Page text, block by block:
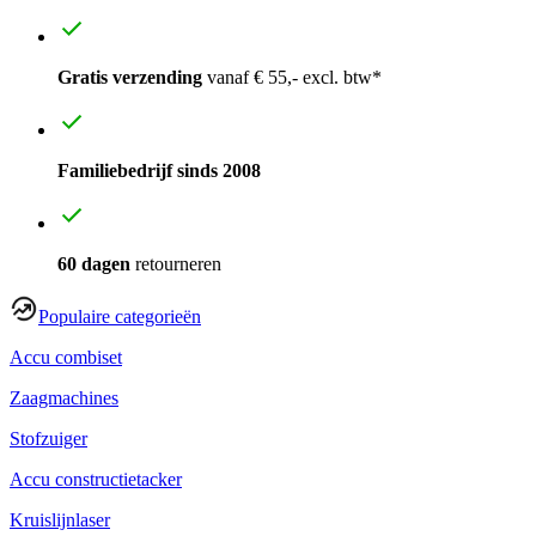
Gratis verzending vanaf € 55,- excl. btw*
Familiebedrijf sinds 2008
60 dagen retourneren
Populaire categorieën
Accu combiset
Zaagmachines
Stofzuiger
Accu constructietacker
Kruislijnlaser